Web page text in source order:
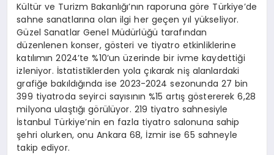
Kültür ve Turizm Bakanlığı’nın raporuna göre Türkiye’de
sahne sanatlarına olan ilgi her geçen yıl yükseliyor.
Güzel Sanatlar Genel Müdürlüğü tarafından
düzenlenen konser, gösteri ve tiyatro etkinliklerine
katılımın 2024’te %10’un üzerinde bir ivme kaydettiği
izleniyor. İstatistiklerden yola çıkarak niş alanlardaki
grafiğe bakıldığında ise 2023-2024 sezonunda 27 bin
399 tiyatroda seyirci sayısının %15 artış göstererek 6,28
milyona ulaştığı görülüyor. 219 tiyatro sahnesiyle
İstanbul Türkiye’nin en fazla tiyatro salonuna sahip
şehri olurken, onu Ankara 68, İzmir ise 65 sahneyle
takip ediyor.